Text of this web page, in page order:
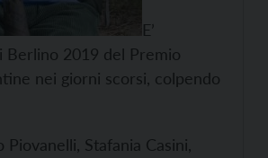
E’
Berlino 2019 del Premio
nei giorni scorsi, colpendo
Stafania Casini,